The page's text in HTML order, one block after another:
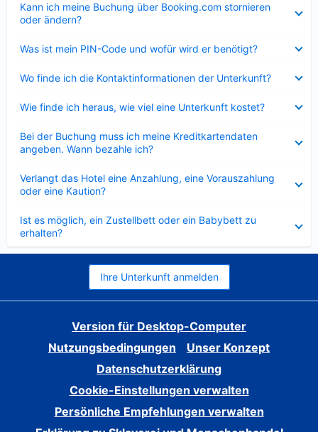
Kann ich meine Buchung über Booking.com stornieren
oder ändern?
Was ist mein PIN-Code und wofür wird er benötigt?
Wo finde ich die Kontaktinformationen der Unterkunft?
Wie finde ich heraus, wie viel eine Unterkunft kostet?
Bei der Buchung muss ich meine Kreditkartendaten
angeben. Wann bezahle ich?
Verlangt das Hotel eine Anzahlung, eine Vorauszahlung
oder eine Kaution?
Ist es möglich, ein Zustellbett oder ein Babybett zu
erhalten?
Ihre Unterkunft anmelden
Version für Desktop-Computer
Nutzungsbedingungen
Unser Konzept
Datenschutzerklärung
Cookie-Einstellungen verwalten
Persönliche Empfehlungen verwalten